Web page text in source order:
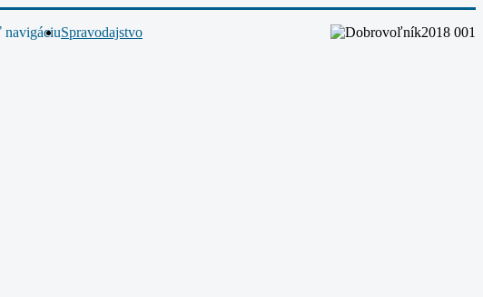
navigáciuSpravodajstvo